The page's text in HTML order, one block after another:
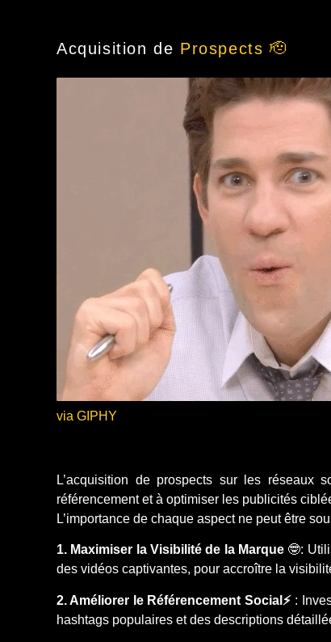
Acquisition de Prospects 🫡
via GIPHY
L’acquisition de prospects sur les
référencement et à optimiser les publicités
L’importance de chaque aspect ne peut être
1. Maximiser la Visibilité de la Marque🤓:
des vidéos captivantes, pour accroître la
2. Améliorer le Référencement Social⚡:
hashtags populaires et des descriptions